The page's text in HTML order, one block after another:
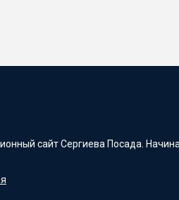
сайт Сергиева Посада.